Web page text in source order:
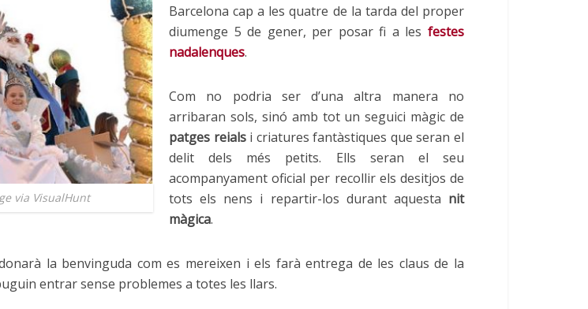
via VisualHunt
Barcelona cap a les quatre de la tarda del proper
diumenge 5 de gener, per posar fi a les festes
nadalenques.
Com no podria ser d’una altra manera no
arribaran sols, sinó amb tot un seguici màgic de
patges reialsi criatures fantàstiques que seran el
delit dels més petits. Ells seran el seu
acompanyament oficial per recollir els desitjos de
tots els nens i repartir-los durant aquesta nit
màgica.
la benvinguda com es mereixen i els farà entrega de les claus de la
entrar sense problemes a totes les llars.